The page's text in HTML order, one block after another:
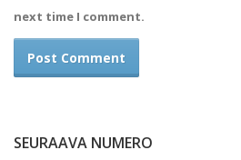
next time I comment.
SEURAAVA NUMERO